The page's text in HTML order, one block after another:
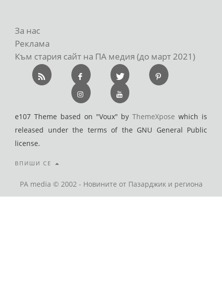
За нас
Реклама
Към стария сайт на ПА медия (до март 2021)
e107 Theme based on "Voux" byThemeXpose which is
released under the terms of the GNU General Public
license.
ВПИШИ СЕ
PA media © 2002 - Новините от Пазарджик и региона